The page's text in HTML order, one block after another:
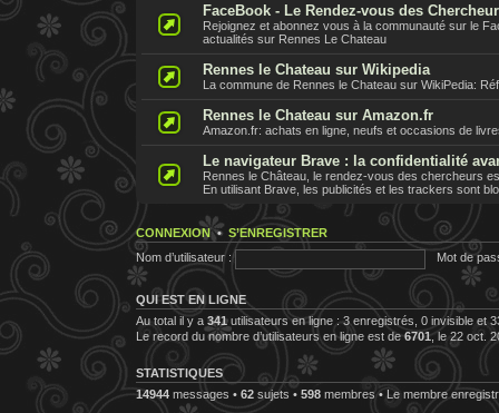
FaceBook - Le Rendez-vous des
Rejoignez et abonnez vous à la communauté sur le
actualités sur Rennes Le Chateau
Rennes le Chateau sur Wikipedia
La commune de Rennes le Chateau sur WikiPedia:
Rennes le Chateau sur Amazon.fr
Amazon.fr: achats en ligne, neufs et occasions de
Le navigateur Brave : la confidentialité
Rennes le Château, le rendez-vous des chercheurs
En utilisant Brave, les publicités et les trackers sont
CONNEXION• S’ENREGISTRER
Nom d’utilisateur :
Mot de
QUI EST EN LIGNE
Au total il y a 341utilisateurs en ligne : 3 enregistrés, 0 invisible et
Le record du nombre d’utilisateurs en ligne est de6701, le 22 oct.
STATISTIQUES
14944 messages • 62 sujets • 598 membres • Le membre